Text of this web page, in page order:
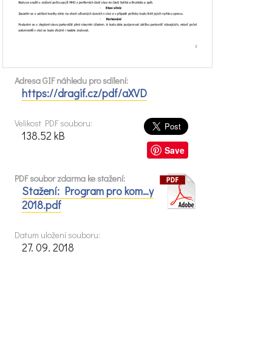
Adresa GIF náhledu pro sdílení:
https://dragif.cz/pdf/aXVD
Save
Velikost PDF souboru:
138.52 kB
PDF soubor zdarma ke stažení:
Stažení: Program pro kom…y
2018.pdf
Datum uložení souboru:
27. 09. 2018